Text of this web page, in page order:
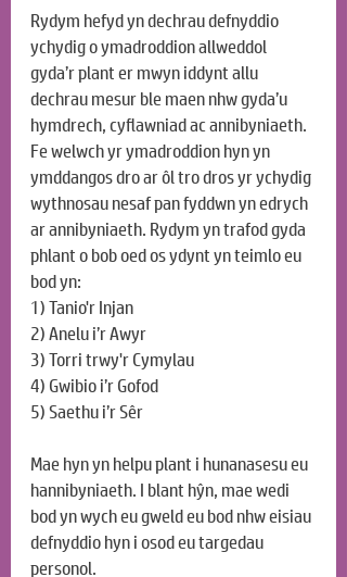
Rydym hefyd yn dechrau defnyddio
ychydig o ymadroddion allweddol
gyda’r plant er mwyn iddynt allu
dechrau mesur ble maen nhw gyda’u
hymdrech, cyflawniad ac annibyniaeth.
Fe welwch yr ymadroddion hyn yn
ymddangos dro ar ôl tro dros yr ychydig
wythnosau nesaf pan fyddwn yn edrych
ar annibyniaeth. Rydym yn trafod gyda
phlant o bob oed os ydynt yn teimlo eu
bod yn:
1) Tanio'r Injan
2) Anelu i’r Awyr
3) Torri trwy'r Cymylau
4) Gwibio i’r Gofod
5) Saethu i’r Sêr
Mae hyn yn helpu plant i hunanasesu eu
hannibyniaeth. I blant hŷn, mae wedi
bod yn wych eu gweld eu bod nhw eisiau
defnyddio hyn i osod eu targedau
personol.